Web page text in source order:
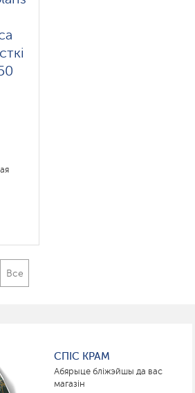
Все
СПІС КРАМ
Абярыце бліжэйшы да вас
магазін